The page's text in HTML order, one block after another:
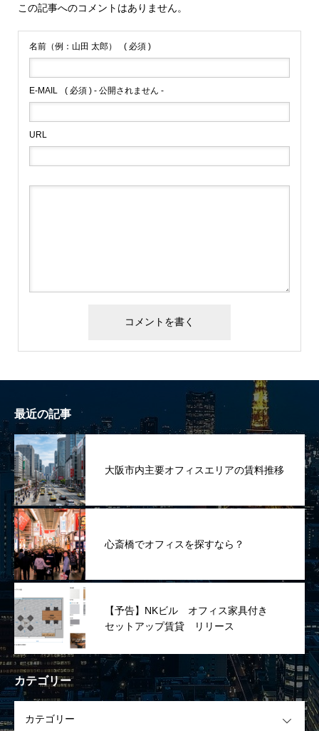
この記事へのコメントはありません。
名前（例：山田 太郎） ( 必須 )
E-MAIL ( 必須 ) - 公開されません -
URL
最近の記事
大阪市内主要オフィスエリアの賃料推移
心斎橋でオフィスを探すなら？
【予告】NKビル オフィス家具付き
セットアップ賃貸 リリース
カテゴリー